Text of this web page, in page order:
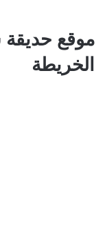
موقع
الخريطة